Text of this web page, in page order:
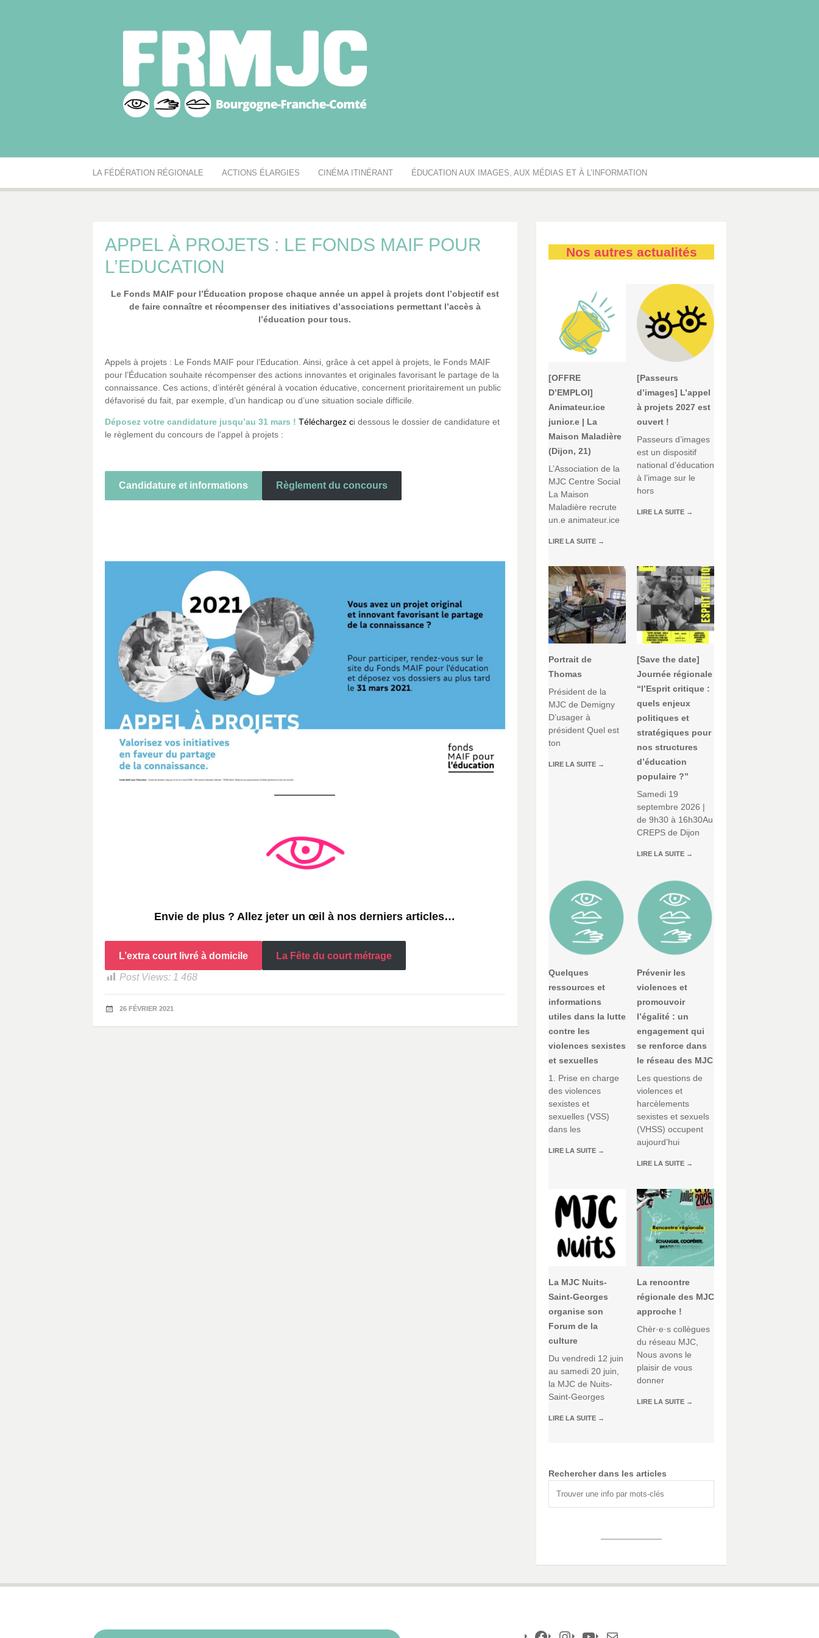
Fédération régionale des MJC Bourgogne-Franche-Comté
LA FÉDÉRATION RÉGIONALE ACTIONS ÉLARGIES CINÉMA ITINÉRANT ÉDUCATION AUX IMAGES, AUX MÉDIAS ET À L’INFORMATION
APPEL À PROJETS : LE FONDS MAIF POUR
L’EDUCATION
Le Fonds MAIF pour l’Éducation propose chaque année un appel à projets dont l’objectif est
de faire connaître et récompenser des initiatives d’associations permettant l’accès à
l’éducation pour tous.
Appels à projets : Le Fonds MAIF pour l’Education. Ainsi, grâce à cet appel à projets, le Fonds MAIF
pour l’Éducation souhaite récompenser des actions innovantes et originales favorisant le partage de la
connaissance. Ces actions, d’intérêt général à vocation éducative, concernent prioritairement un public
défavorisé du fait, par exemple, d’un handicap ou d’une situation sociale difficile.
Déposez votre candidature jusqu’au 31 mars ! Téléchargez ci dessous le dossier de candidature et
le règlement du concours de l’appel à projets :
Candidature et informations Règlement du concours
Envie de plus ? Allez jeter un œil à nos derniers articles…
L’extra court livré à domicile La Fête du court métrage
Post Views: 1 468
26 FÉVRIER 2021
Nos autres actualités
[OFFRE
D’EMPLOI]
Animateur.ice
junior.e | La
Maison Maladière
(Dijon, 21)
L’Association de la
MJC Centre Social
La Maison
Maladière recrute
un.e animateur.ice
LIRE LA SUITE →
[Passeurs
d’images] L’appel
à projets 2027 est
ouvert !
Passeurs d’images
est un dispositif
national d’éducation
à l’image sur le
hors
LIRE LA SUITE →
Portrait de
Thomas
Président de la
MJC de Demigny
D’usager à
président Quel est
ton
LIRE LA SUITE →
[Save the date]
Journée régionale
“l’Esprit critique :
quels enjeux
politiques et
stratégiques pour
nos structures
d’éducation
populaire ?”
Samedi 19
septembre 2026 |
de 9h30 à 16h30Au
CREPS de Dijon
LIRE LA SUITE →
Quelques
ressources et
informations
utiles dans la lutte
contre les
violences sexistes
et sexuelles
1. Prise en charge
des violences
sexistes et
sexuelles (VSS)
dans les
LIRE LA SUITE →
Prévenir les
violences et
promouvoir
l’égalité : un
engagement qui
se renforce dans
le réseau des MJC
Les questions de
violences et
harcèlements
sexistes et sexuels
(VHSS) occupent
aujourd’hui
LIRE LA SUITE →
La MJC Nuits-
Saint-Georges
organise son
Forum de la
culture
Du vendredi 12 juin
au samedi 20 juin,
la MJC de Nuits-
Saint-Georges
LIRE LA SUITE →
La rencontre
régionale des MJC
approche !
Chèr·e·s collègues
du réseau MJC,
Nous avons le
plaisir de vous
donner
LIRE LA SUITE →
Rechercher dans les articles